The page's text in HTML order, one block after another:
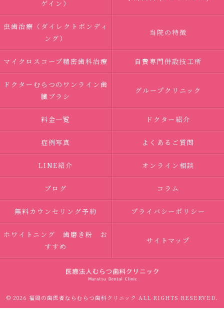
ゲイン）
虫歯治療（ダイレクトボンディ
ング）
当院の特徴
マイクロスコープ精密歯科治療 自費専門併設技工所
ドクターむらつのワンライン歯
臓ブラシ
グループクリニック
料金一覧 ドクター紹介
症例写真 よくあるご質問
LINE紹介 オンライン相談
ブログ コラム
無料カウンセリング予約 プライバシーポリシー
ホワイトニング 歯磨き粉 お
すすめ
サイトマップ
© 2026 福岡の歯医者ならむらつ歯科クリニック ALL RIGHTS RESERVED.